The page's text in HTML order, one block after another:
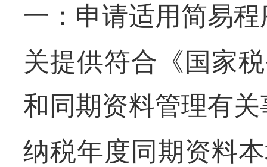
一：申请适用简易
关提供符合《国家
和同期资料管理有
纳税年度同期资料